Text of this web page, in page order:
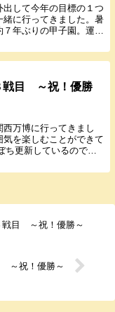
して今年の目標の１つ
に行ってきました。暑
年ぶりの甲子園。運よ
戦目 ～祝！優勝
万博に行ってきまし
を楽しむことができて
ち更新しているのでよ
目 ～祝！優勝～
～祝！優勝～